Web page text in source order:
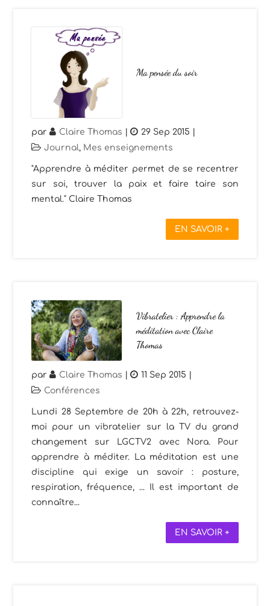
Ma pensée du soir
par Claire Thomas | 29 Sep 2015
Journal, Mes enseignements
"Apprendre à méditer permet de se recentrer
sur soi, trouver la paix et faire taire son
mental." Claire Thomas
EN SAVOIR +
Vibratelier : Apprendre la
méditation avec Claire
Thomas
par Claire Thomas | 11 Sep 2015
Conférences
Lundi 28 Septembre de 20h à 22h, retrouvez-
moi pour un vibratelier sur la TV du grand
changement sur LGCTV2 avec Nora. Pour
apprendre à méditer. La méditation est une
discipline qui exige un savoir : posture,
respiration, fréquence, ... Il est important de
connaître...
EN SAVOIR +